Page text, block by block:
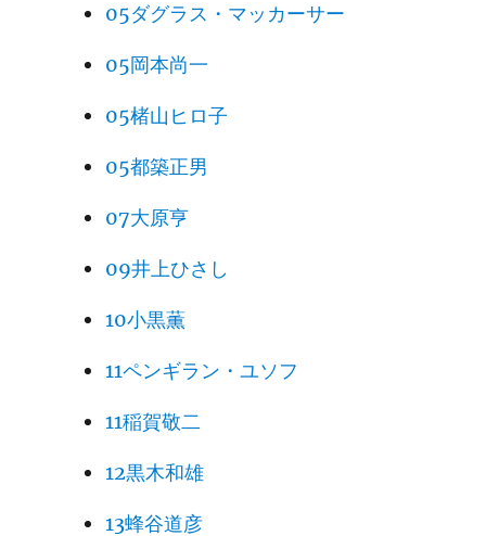
05ダグラス・マッカーサー
05岡本尚一
05楮山ヒロ子
05都築正男
07大原亨
09井上ひさし
10小黒薫
11ペンギラン・ユソフ
11稲賀敬二
12黒木和雄
13蜂谷道彦